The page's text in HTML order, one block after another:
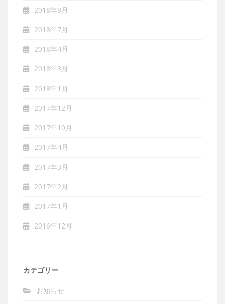
2018年8月
2018年7月
2018年4月
2018年3月
2018年1月
2017年12月
2017年10月
2017年4月
2017年3月
2017年2月
2017年1月
2016年12月
カテゴリー
お知らせ